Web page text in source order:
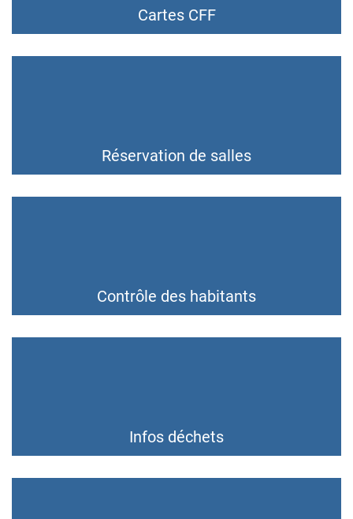
Cartes CFF
Réservation de salles
Contrôle des habitants
Infos déchets